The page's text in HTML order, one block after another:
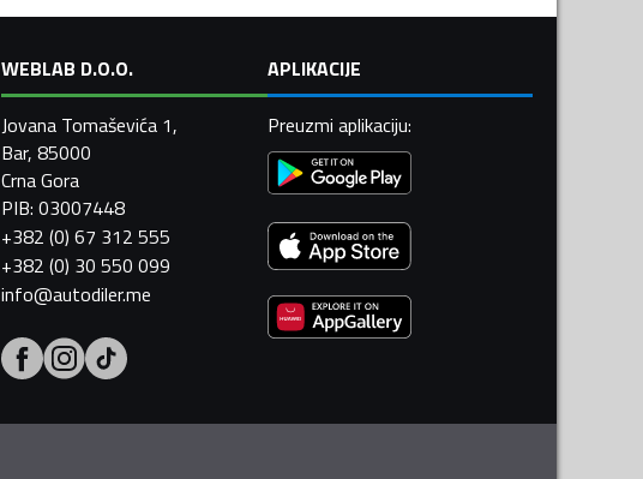
WEBLAB D.O.O.
Jovana Tomaševića 1,
Bar, 85000
Crna Gora
PIB: 03007448
+382 (0) 67 312 555
+382 (0) 30 550 099
info@autodiler.me
APLIKACIJE
Preuzmi aplikaciju: